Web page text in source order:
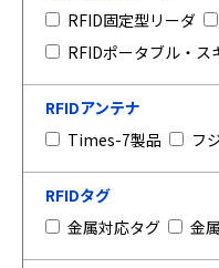
RFID固定型リーダ
RFIDポータブル・ス
RFIDアンテナ
Times-7製品
フ
RFIDタグ
金属対応タグ
金